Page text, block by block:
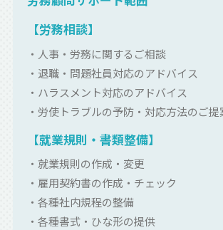
【労務相談】
・人事・労務に関するご相談
・退職・問題社員対応のアドバイス
・ハラスメント対応のアドバイス
・労使トラブルの予防・対応方法のご提
【就業規則・書類整備】
・就業規則の作成・変更
・雇用契約書の作成・チェック
・各種社内規程の整備
・各種書式・ひな形の提供